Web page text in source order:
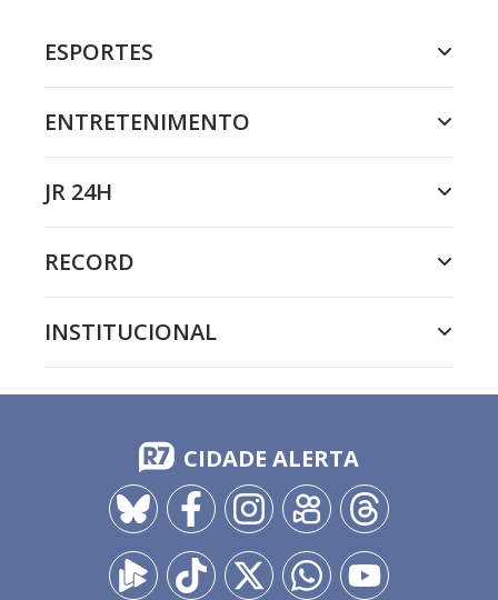
ESPORTES
ENTRETENIMENTO
JR 24H
RECORD
INSTITUCIONAL
CIDADE ALERTA